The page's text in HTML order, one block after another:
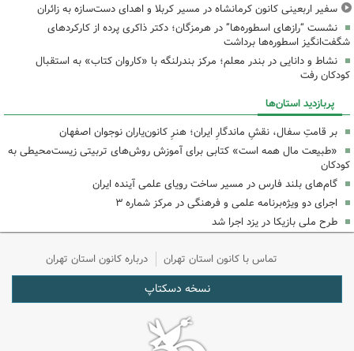
سفیر اربعینی کانون کرمانشاه در مسیر کربلا و اهدای دست‌سازه به زائران
نشست “رازهای اسطوره‌ها” در هرمزگان؛ دکتر ذاکری پرده از کارکردهای
شگفت‌انگیز اسطوره‌ها برداشت
نشاط و دانایی در بندر معلم؛ مرکز بندرلنگه با «کاروان کتاب» به استقبال
کودکان رفت
پربازدید استان‌ها
بر قامتِ سفال، نقشِ ماندگارِ ایران؛ هنرِ کانون‌یاران نوجوان اصفهان
«طبیعت مال همه است» کتابی برای آموزش روش‌های تربیتی زیست‌محیطی به
کودکان
گام‌های بلند فارس در مسیر ساخت رویای علمی آینده ایران
اجرای دو ویژه‌برنامه علمی و فرهنگی در مرکز شماره ۳
طرح ملی بازیکا در یزد اجرا شد
تماس با کانون استان تهران درباره کانون استان تهران
نسخه دسکتاپ